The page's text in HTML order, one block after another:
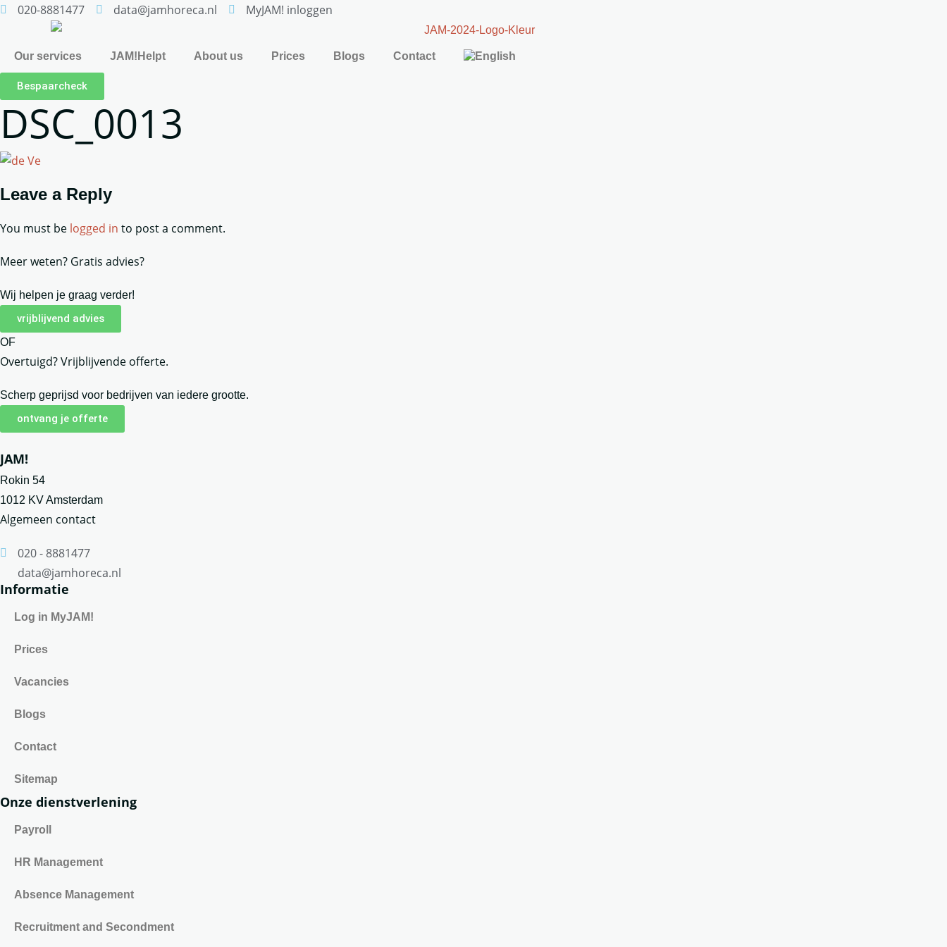
020-8881477 data@jamhoreca.nl MyJAM! inloggen
Our services JAM!Helpt About us Prices Blogs Contact
Bespaarcheck
DSC_0013
Leave a Reply
You must be logged in to post a comment.
Meer weten? Gratis advies?
Wij helpen je graag verder!
vrijblijvend advies
OF
Overtuigd? Vrijblijvende offerte.
Scherp geprijsd voor bedrijven van iedere grootte.
ontvang je offerte
JAM!
Rokin 54
1012 KV Amsterdam
Algemeen contact
020 - 8881477
data@jamhoreca.nl
Informatie
Log in MyJAM!
Prices
Vacancies
Blogs
Contact
Sitemap
Onze dienstverlening
Payroll
HR Management
Absence Management
Recruitment and Secondment